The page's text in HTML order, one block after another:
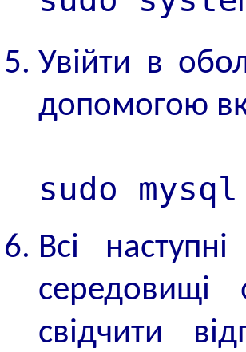
Увійти в
допомогою
sudo
Всі
свідчити